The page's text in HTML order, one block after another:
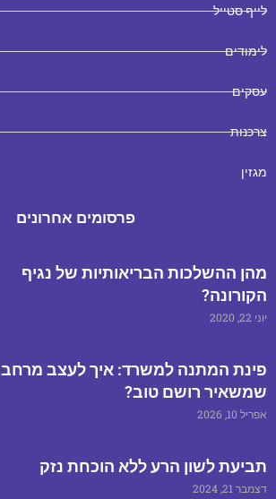
לייף סטייל
לימודים
עסקים
צרכנות
מגזין
פרסומים אחרונים
מהן ההשלכות הבריאותיות של נגיף
הקורונה?
יוני 22, 2020
פינת המתנה למשרד: איך לעצב מרחב
שמשאיר רושם טוב?
אפריל 10, 2026
תביעת לשון הרע ללא הוכחת נזק
דצמבר 21, 2024